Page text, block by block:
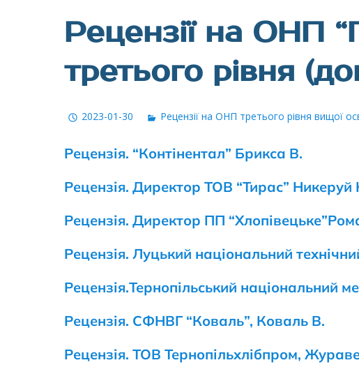
Рецензії на ОНП
третього рівня
2023-01-30 Рецензії на ОНП третього рівня вищої
Рецензія. “Контінентал” Брикса В.
Рецензія. Директор ТОВ “Тирас”
Рецензія. Директор ПП
Рецензія. Луцький національний
Рецензія.Тернопільський національний
Рецензія. СФНВГ “Коваль”, Коваль В.
Рецензія. ТОВ Тернопільхлібпром,